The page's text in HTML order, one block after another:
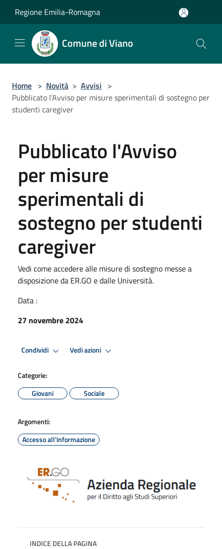
Regione Emilia-Romagna
Comune di Viano
Home > Novità > Avvisi >
Pubblicato l'Avviso per misure sperimentali di sostegno per
studenti caregiver
Pubblicato l'Avviso
per misure
sperimentali di
sostegno per studenti
caregiver
Vedi come accedere alle misure di sostegno messe a
disposizione da ER.GO e dalle Università.
Data :
27 novembre 2024
Condividi Vedi azioni
Categorie:
Giovani
Sociale
Argomenti:
Accesso all'informazione
INDICE DELLA PAGINA